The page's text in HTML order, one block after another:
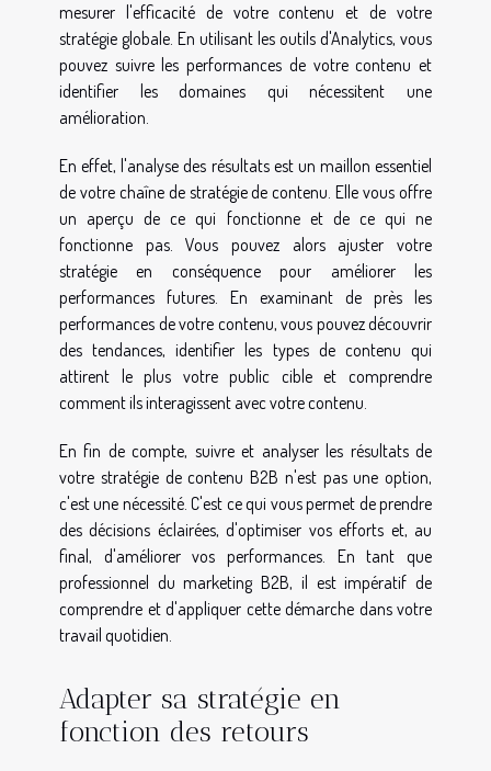
mesurer l'efficacité de votre contenu et de votre
stratégie globale. En utilisant les outils d'Analytics, vous
pouvez suivre les performances de votre contenu et
identifier les domaines qui nécessitent une
amélioration.
En effet, l'analyse des résultats est un maillon essentiel
de votre chaîne de stratégie de contenu. Elle vous offre
un aperçu de ce qui fonctionne et de ce qui ne
fonctionne pas. Vous pouvez alors ajuster votre
stratégie en conséquence pour améliorer les
performances futures. En examinant de près les
performances de votre contenu, vous pouvez découvrir
des tendances, identifier les types de contenu qui
attirent le plus votre public cible et comprendre
comment ils interagissent avec votre contenu.
En fin de compte, suivre et analyser les résultats de
votre stratégie de contenu B2B n'est pas une option,
c'est une nécessité. C'est ce qui vous permet de prendre
des décisions éclairées, d'optimiser vos efforts et, au
final, d'améliorer vos performances. En tant que
professionnel du marketing B2B, il est impératif de
comprendre et d'appliquer cette démarche dans votre
travail quotidien.
Adapter sa stratégie en
fonction des retours